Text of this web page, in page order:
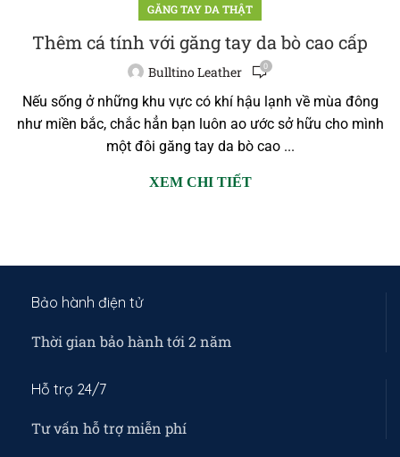
GĂNG TAY DA THẬT
Thêm cá tính với găng tay da bò cao cấp
Bulltino Leather 0
Nếu sống ở những khu vực có khí hậu lạnh về mùa đông
như miền bắc, chắc hẳn bạn luôn ao ước sở hữu cho mình
một đôi găng tay da bò cao ...
XEM CHI TIẾT
Bảo hành điện tử
Thời gian bảo hành tới 2 năm
Hỗ trợ 24/7
Tư vấn hỗ trợ miễn phí